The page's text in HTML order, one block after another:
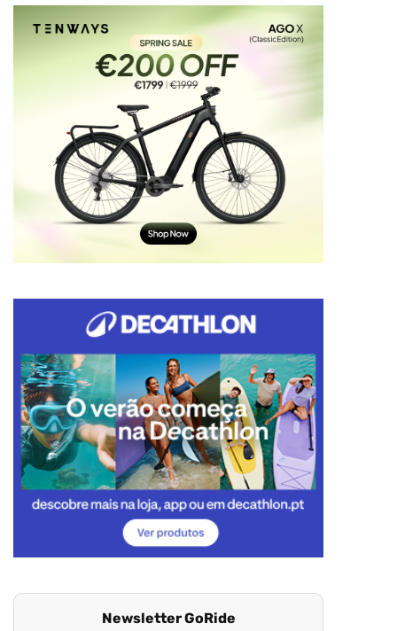
Newsletter GoRide